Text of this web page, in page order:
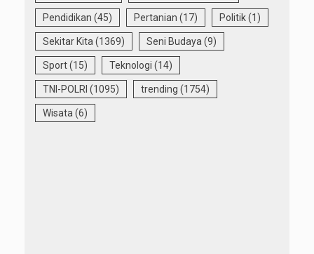
Pendidikan (45) Pertanian (17) Politik(1)
Sekitar Kita (1369) Seni Budaya (9)
Sport(15) Teknologi (14)
TNI-POLRI (1095) trending (1754)
Wisata (6)